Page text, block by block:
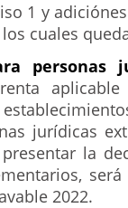
1 y
cuales
personas
jurídicas
la
2022.